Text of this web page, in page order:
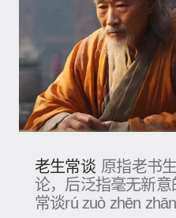
老生常谈 原指老书
论，后泛指毫无新
常谈rú zuò zhēn